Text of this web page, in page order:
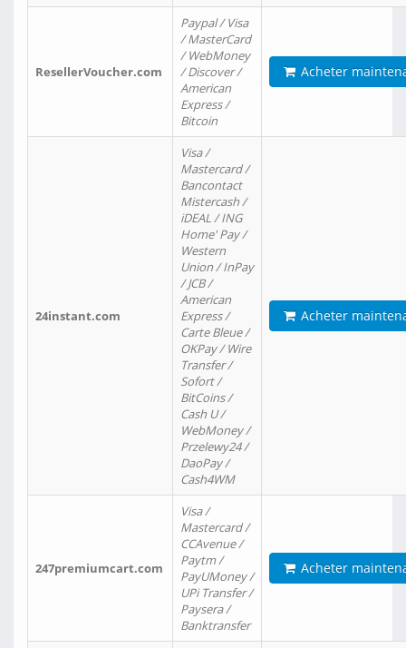
ResellerVoucher.com
Paypal / Visa
/ MasterCard
/ WebMoney
/ Discover /
American
Express /
Bitcoin
Acheter
24instant.com
Visa /
Mastercard /
Bancontact
Mistercash /
iDEAL / ING
Home' Pay /
Western
Union / InPay
/ JCB /
American
Express /
Carte Bleue /
OKPay / Wire
Transfer /
Sofort /
BitCoins /
Cash U /
WebMoney /
Przelewy24 /
DaoPay /
Cash4WM
Acheter
247premiumcart.com
Visa /
Mastercard /
CCAvenue /
Paytm /
PayUMoney /
UPi Transfer /
Paysera /
Banktransfer
Acheter